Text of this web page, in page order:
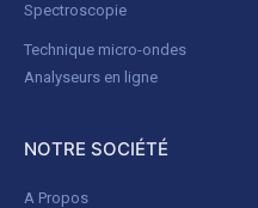
Spectroscopie
Technique micro-ondes
Analyseurs en ligne
NOTRE SOCIÉTÉ
A Propos